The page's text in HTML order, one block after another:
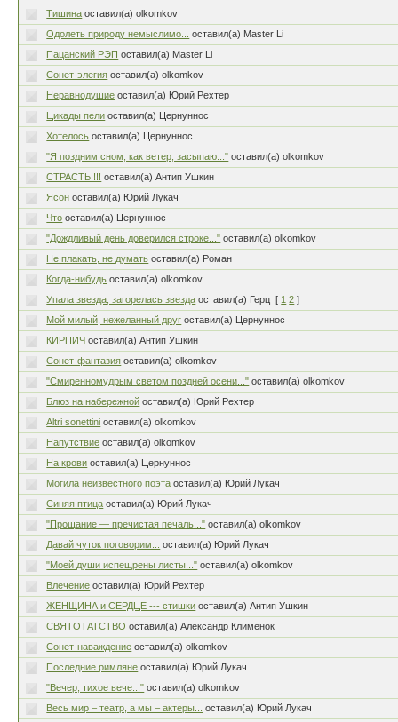
Тишина оставил(а) olkomkov
Одолеть природу немыслимо...
оставил(а) Master Li
Пацанский РЭП оставил(а) Master Li
Сонет-элегия оставил(а) olkomkov
Неравнодушие оставил(а) Юрий Рехтер
Цикады пели оставил(а) Цернуннос
Хотелось оставил(а) Цернуннос
"Я поздним сном, как ветер, засыпаю..." оставил(а) olkomkov
СТРАСТЬ !!! оставил(а) Антип Ушкин
Ясон оставил(а) Юрий Лукач
Что оставил(а) Цернуннос
"Дождливый день доверился строке..." оставил(а) olkomkov
Не плакать, не думать оставил(а) Роман
Когда-нибудь оставил(а) olkomkov
Упала звезда, загорелась звезда оставил(а) Герц [ 1 2 ]
Мой милый, нежеланный друг оставил(а) Цернуннос
КИРПИЧ оставил(а) Антип Ушкин
Сонет-фантазия оставил(а) olkomkov
"Смиренномудрым светом поздней осени..." оставил(а) olkomkov
Блюз на набережной оставил(а) Юрий Рехтер
Altri sonettini оставил(а) olkomkov
Напутствие оставил(а) olkomkov
На крови оставил(а) Цернуннос
Могила неизвестного поэта оставил(а) Юрий Лукач
Синяя птица оставил(а) Юрий Лукач
"Прощание — пречистая печаль..." оставил(а) olkomkov
Давай чуток поговорим...
оставил(а) Юрий Лукач
"Моей души испещрены листы..." оставил(а) olkomkov
Влечение оставил(а) Юрий Рехтер
ЖЕНЩИНА и СЕРДЦЕ --- стишки оставил(а) Антип Ушкин
СВЯТОТАТСТВО оставил(а) Александр Клименок
Сонет-наваждение оставил(а) olkomkov
Последние римляне оставил(а) Юрий Лукач
"Вечер, тихое вече..." оставил(а) olkomkov
Весь мир – театр, а мы – актеры...
оставил(а) Юрий Лукач